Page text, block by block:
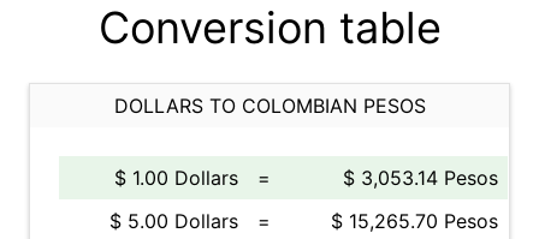
Conversion table
DOLLARS TO COLOMBIAN PESOS
$ 1.00 Dollars =
$ 3,053.14 Pesos
$ 5.00 Dollars
=
$ 15,265.70 Pesos